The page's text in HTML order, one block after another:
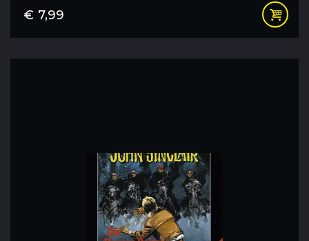
€ 7,99